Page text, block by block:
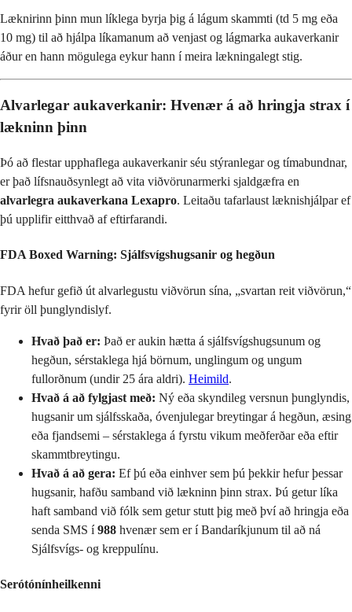
Læknirinn þinn mun líklega byrja þig á lágum skammti (td 5 mg eða
10 mg) til að hjálpa líkamanum að venjast og lágmarka aukaverkanir
áður en hann mögulega eykur hann í meira lækningalegt stig.
Alvarlegar aukaverkanir: Hvenær á að hringja strax í
lækninn þinn
Þó að flestar upphaflega aukaverkanir séu stýranlegar og tímabundnar,
er það lífsnauðsynlegt að vita viðvörunarmerki sjaldgæfra en
alvarlegra aukaverkana Lexapro. Leitaðu tafarlaust læknishjálpar ef
þú upplifir eitthvað af eftirfarandi.
FDA Boxed Warning: Sjálfsvígshugsanir og hegðun
FDA hefur gefið út alvarlegustu viðvörun sína, „svartan reit viðvörun,“
fyrir öll þunglyndislyf.
Hvað það er: Það er aukin hætta á sjálfsvígshugsunum og
hegðun, sérstaklega hjá börnum, unglingum og ungum
fullorðnum (undir 25 ára aldri). Heimild.
Hvað á að fylgjast með: Ný eða skyndileg versnun þunglyndis,
hugsanir um sjálfsskaða, óvenjulegar breytingar á hegðun, æsing
eða fjandsemi – sérstaklega á fyrstu vikum meðferðar eða eftir
skammtbreytingu.
Hvað á að gera: Ef þú eða einhver sem þú þekkir hefur þessar
hugsanir, hafðu samband við lækninn þinn strax. Þú getur líka
haft samband við fólk sem getur stutt þig með því að hringja eða
senda SMS í988 hvenær sem er í Bandaríkjunum til að ná
Sjálfsvígs- og kreppulínu.
Serótónínheilkenni